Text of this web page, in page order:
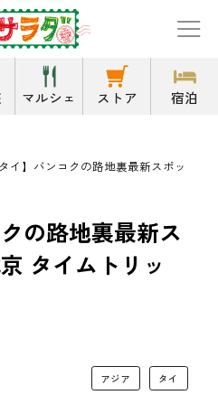
マルシェ ストア 宿泊
タイ】バンコクの路地裏最新スポッ
の路地裏最新ス
タイムトリッ
アジア タイ